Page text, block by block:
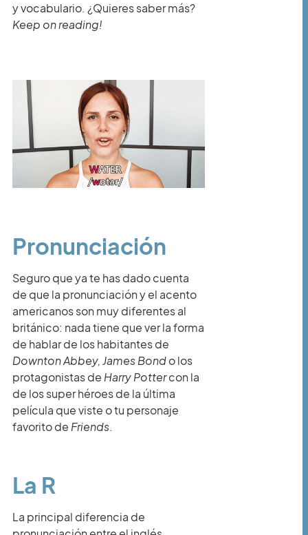
y vocabulario. ¿Quieres saber más?
Keep on reading!
Pronunciación
Seguro que ya te has dado cuenta
de que la pronunciación y el acento
americanos son muy diferentes al
británico: nada tiene que ver la forma
de hablar de los habitantes de
Downton Abbey, James Bondo los
protagonistas de Harry Pottercon la
de los super héroes de la última
película que viste o tu personaje
favorito de Friends.
La R
La principal diferencia de